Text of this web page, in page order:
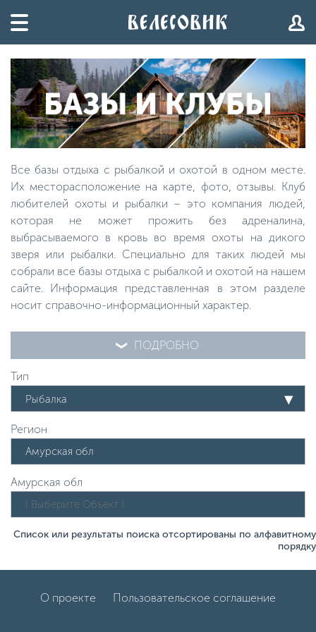
Все базы отдыха с рыбалкой и охотой в одном месте.
Их месторасположение на карте, фото, отзывы. Клуб
любителей охоты и рыбалки – это компания людей,
которая не может прожить без адреналина,
выбрасываемого в кровь во время охоты на дикого
зверя или рыбалки. Специально для таких людей мы
собрали все базы отдыха с рыбалкой и охотой на нашем
сайте. Информация представленная в этом разделе
носит справочно-информационный характер.
ПОДРОБНО
Тип
Рыбалка
Регион
Амурская обл
Список или результаты поиска отсортированы по алфавитному
порядку
О проекте Пользовательское соглашение